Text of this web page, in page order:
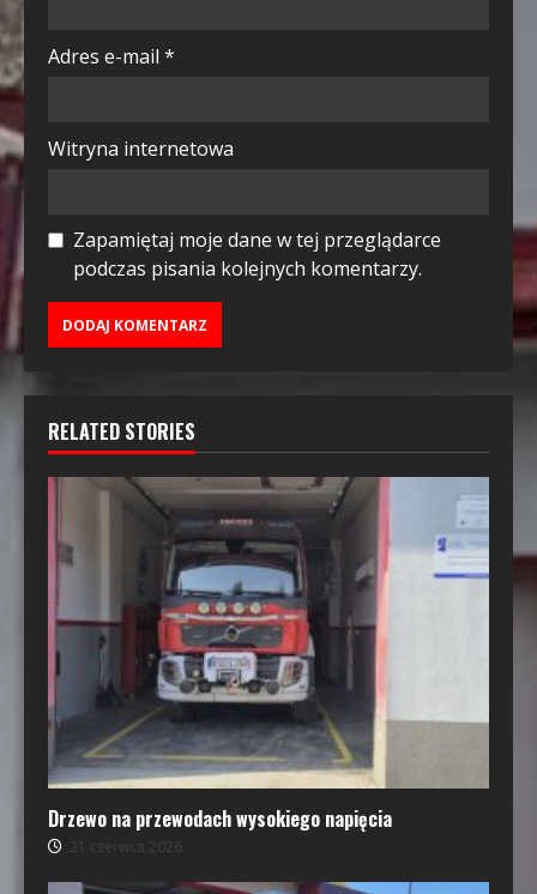
Adres e-mail *
Witryna internetowa
Zapamiętaj moje dane w tej przeglądarce
podczas pisania kolejnych komentarzy.
RELATED STORIES
Drzewo na przewodach wysokiego napięcia
21 czerwca 2026